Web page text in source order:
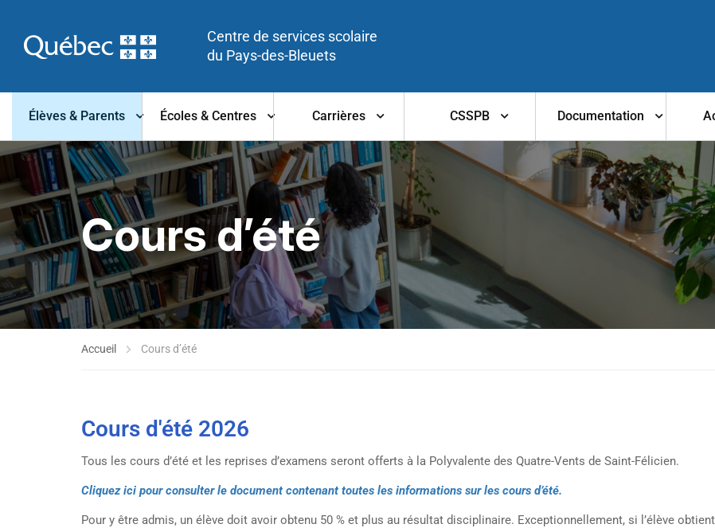
Centre de services scolaire
du Pays-des-Bleuets
Élèves & Parents Écoles & Centres Carrières CSSPB Documentation
Cours d’été
Accueil Cours d’été
Cours d'été 2026
Tous les cours d’été et les reprises d’examens seront offerts à la Polyvalente des Quatre-Vents de Saint-Félicien.
Cliquez ici pour consulter le document contenant toutes les informations sur les cours d’été.
Pour y être admis, un élève doit avoir obtenu 50 % et plus au résultat disciplinaire. Exceptionnellement, si l’élève